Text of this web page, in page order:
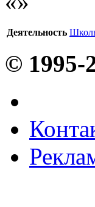
Деятельность
© 1995-